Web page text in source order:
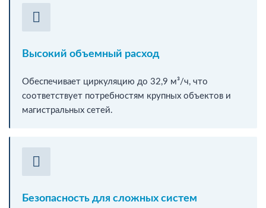
Высокий объемный расход
Обеспечивает циркуляцию до 32,9 м³/ч, что
соответствует потребностям крупных объектов и
магистральных сетей.
Безопасность для сложных систем